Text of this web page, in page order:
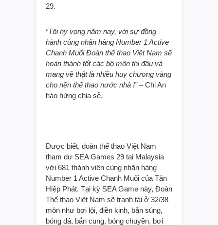
29.
“Tôi hy vọng năm nay, với sự đồng
hành cùng nhãn hàng Number 1 Active
Chanh Muối Đoàn thể thao Việt Nam sẽ
hoàn thành tốt các bộ môn thi đâu và
mang về thật là nhiều huy chương vàng
cho nền thể thao nước nhà !”– Chị An
hào hứng chia sẻ.
Được biết, đoàn thể thao Việt Nam
tham dự SEA Games 29 tại Malaysia
với 681 thành viên cùng nhãn hàng
Number 1 Active Chanh Muối của Tân
Hiệp Phát. Tại kỳ SEA Game này, Đoàn
Thể thao Việt Nam sẽ tranh tài ở 32/38
môn như bơi lội, điền kinh, bắn súng,
bóng đá, bắn cung, bóng chuyền, bơi